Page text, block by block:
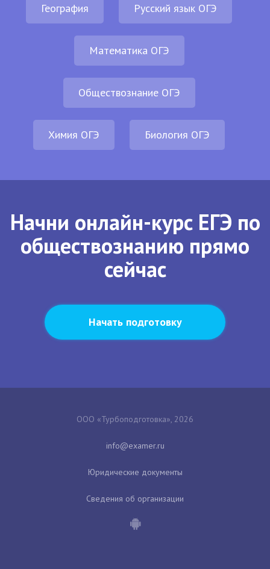
География Русский язык ОГЭ
Математика ОГЭ
Обществознание ОГЭ
Химия ОГЭ Биология ОГЭ
Начни онлайн-курс ЕГЭ по
обществознанию прямо
сейчас
Начать подготовку
ООО «Турбоподготовка», 2026
Юридические документы
Сведения об организации